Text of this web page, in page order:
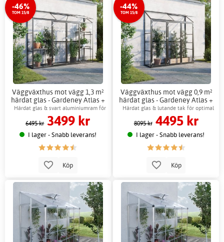
-46%
TOM 15/8
Väggväxthus mot vägg 1,3 m²
härdat glas - Gardeney Atlas +
Växthusbord
Härdat glas & svart aluminiumram för
hållbarhet
6495 kr 3499 kr
I lager - Snabb leverans!
Köp
-44%
TOM 15/8
Väggväxthus mot vägg 0,9 m²
härdat glas - Gardeney Atlas +
Växthusbord
Härdat glas & lutande tak för optimal
odling
8095 kr 4495 kr
I lager - Snabb leverans!
Köp